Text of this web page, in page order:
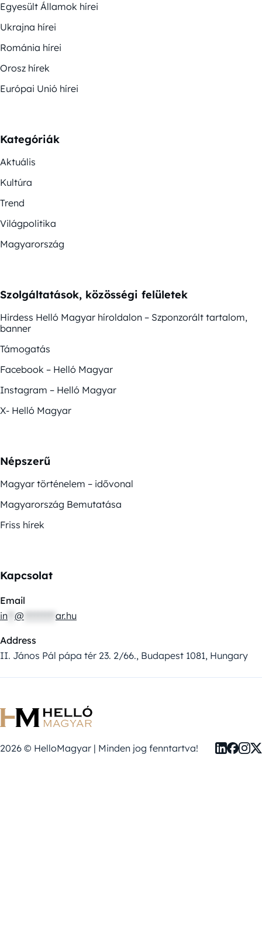
Egyesült Államok hírei
Ukrajna hírei
Románia hírei
Orosz hírek
Európai Unió hírei
Kategóriák
Aktuális
Kultúra
Trend
Világpolitika
Magyarország
Szolgáltatások, közösségi felületek
Hirdess Helló Magyar híroldalon – Szponzorált tartalom,
banner
Támogatás
Facebook – Helló Magyar
Instagram – Helló Magyar
X- Helló Magyar
Népszerű
Magyar történelem – idővonal
Magyarország Bemutatása
Friss hírek
Kapcsolat
Email
in @ ar.hu
Address
II. János Pál pápa tér 23. 2/66., Budapest 1081, Hungary
2026 © HelloMagyar | Minden jog fenntartva!